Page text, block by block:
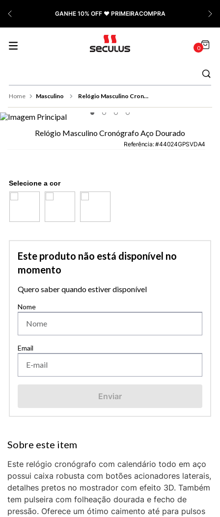
GANHE 10% OFF ❤️ PRIMEIRACOMPRA
0
Masculino Relógio Masculino Cronógrafo Aço Dourado
Relógio Masculino Cronógrafo Aço Dourado
Referência: 44024GPSVDA4
Este produto não está disponível no
momento
Quero saber quando estiver disponível
Enviar
Este relógio cronógrafo com calendário todo em aço
possui caixa robusta com botões acionadores laterais,
detalhes pretos no mostrador com efeito 3D. Também
tem pulseira com folheação dourada e fecho de
pressão. Oferece um ótimo caimento até para pulsos
9º